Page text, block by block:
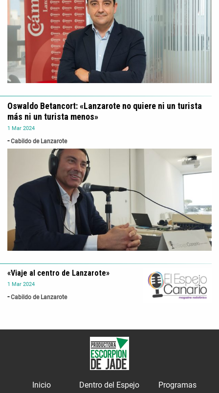
1 Mar 2024
Cabildo de Lanzarote
Oswaldo Betancort: «Lanzarote no quiere ni un turista
más ni un turista menos»
1 Mar 2024
Cabildo de Lanzarote
«Viaje al centro de Lanzarote»
Inicio Dentro del Espejo Programas